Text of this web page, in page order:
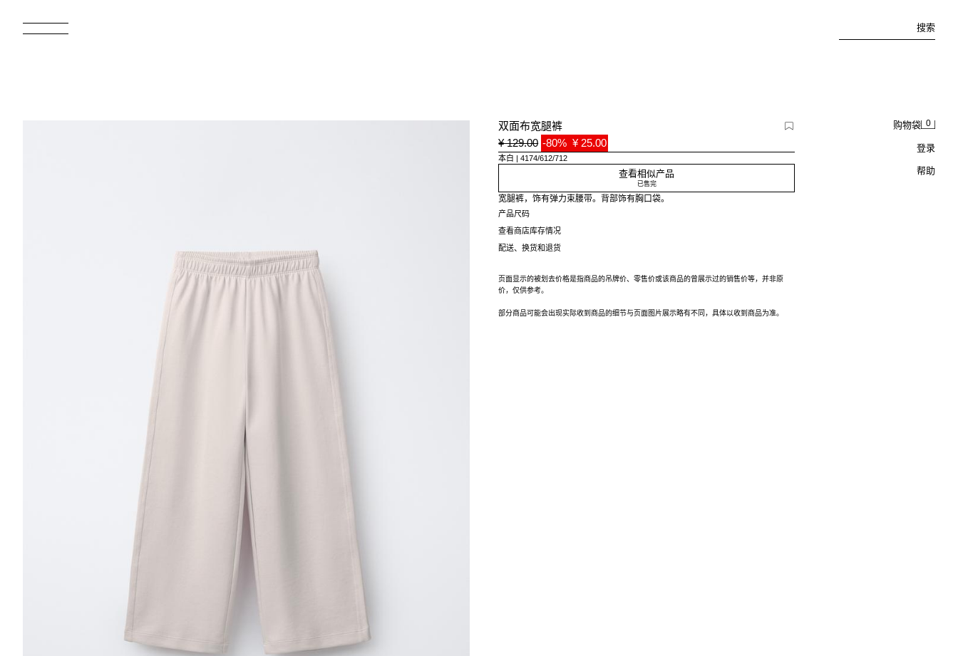
搜索
购物袋 0
登录
帮助
双面布宽腿裤
¥ 129.00 -80% ¥ 25.00
本白 4174/612/712
查看相似产品
已售完
宽腿裤，饰有弹力束腰带。背部饰有胸口袋。
产品尺码
查看商店库存情况
配送、换货和退货
页面显示的被划去价格是指商品的吊牌价、零售价或该商品的曾展示过的销售价等，并非原
价，仅供参考。
部分商品可能会出现实际收到商品的细节与页面图片展示略有不同，具体以收到商品为准。